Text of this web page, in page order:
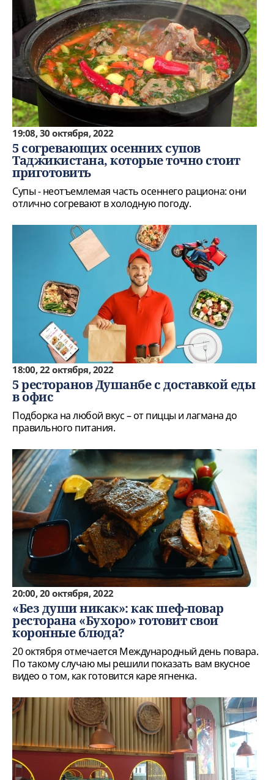
19:08, 30 октября, 2022
5 согревающих осенних супов
Таджикистана, которые точно стоит
приготовить
Супы - неотъемлемая часть осеннего рациона: они
отлично согревают в холодную погоду.
18:00, 22 октября, 2022
5 ресторанов Душанбе с доставкой еды
в офис
Подборка на любой вкус – от пиццы и лагмана до
правильного питания.
20:00, 20 октября, 2022
«Без души никак»: как шеф-повар
ресторана «Бухоро» готовит свои
коронные блюда?
20 октября отмечается Международный день повара.
По такому случаю мы решили показать вам вкусное
видео о том, как готовится каре ягненка.